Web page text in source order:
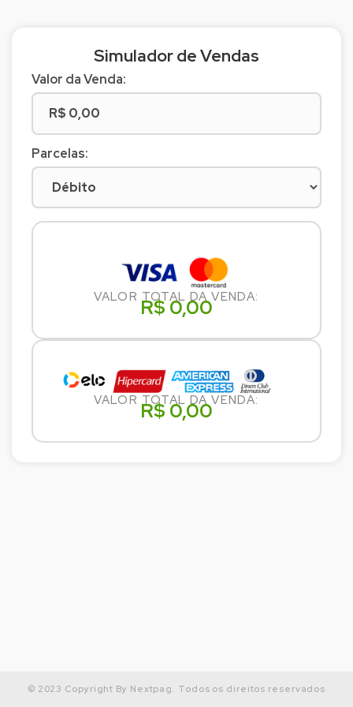
Simulador de Vendas
Valor da Venda:
Parcelas:
VALOR TOTAL DA VENDA:
R$ 0,00
VALOR TOTAL DA VENDA:
R$ 0,00
© 2023 Copyright By Nextpag. Todos os direitos reservados